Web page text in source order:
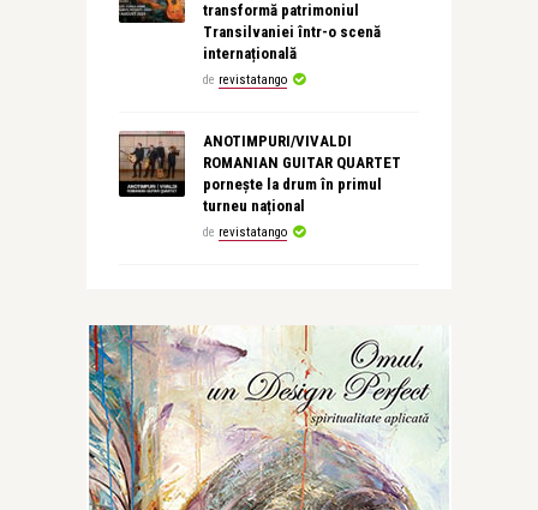
transformă patrimoniul
Transilvaniei într-o scenă
internațională
de revistatango
ANOTIMPURI/VIVALDI
ROMANIAN GUITAR QUARTET
pornește la drum în primul
turneu național
de revistatango